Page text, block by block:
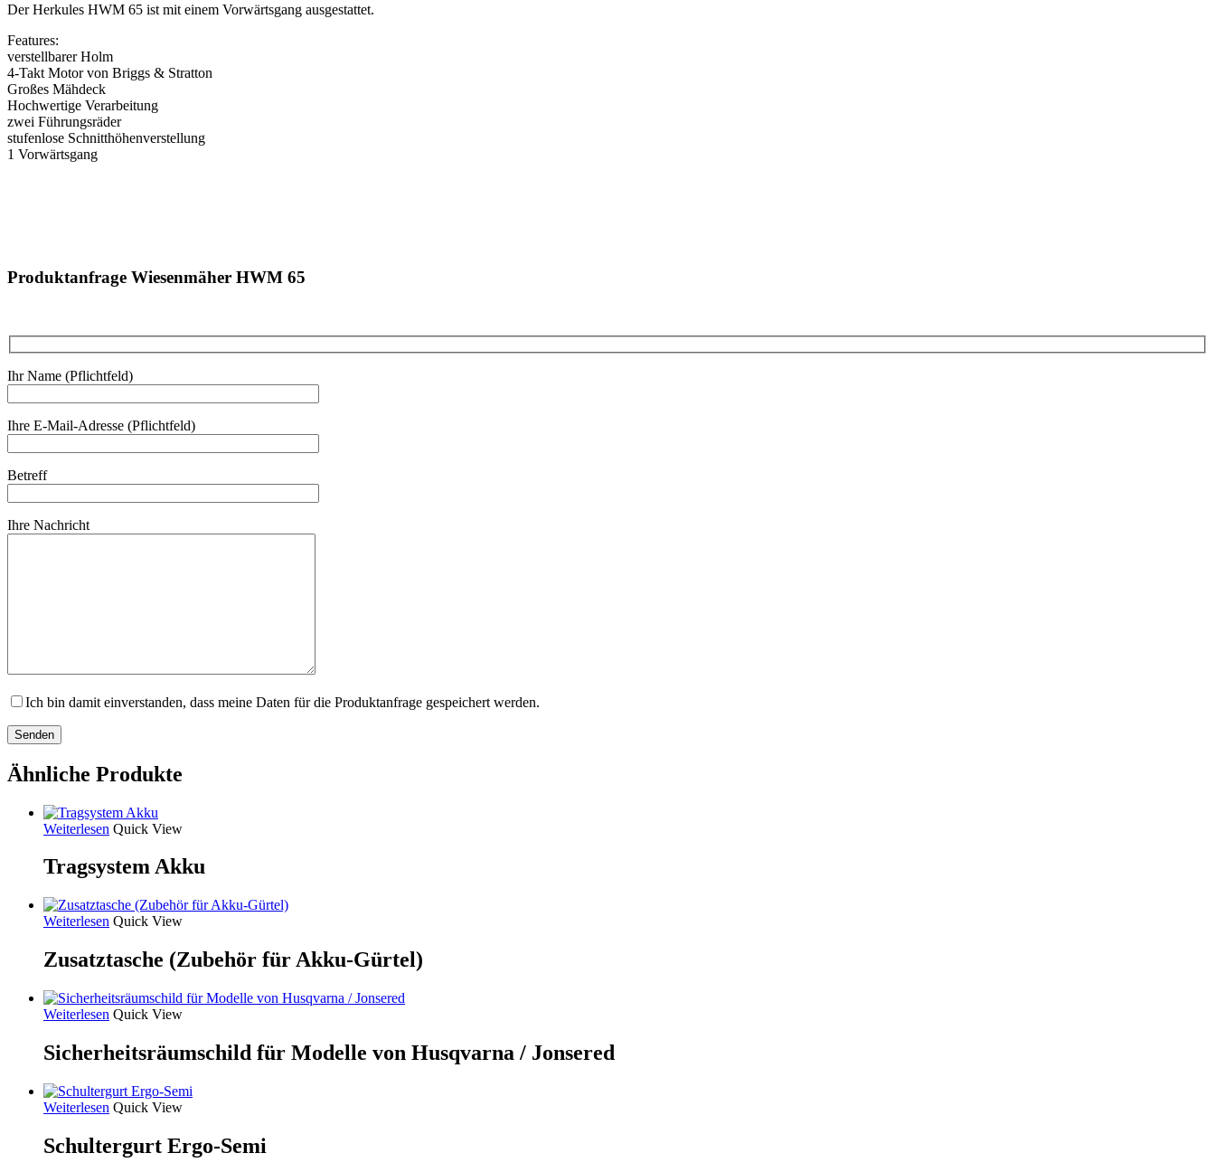
Der Herkules HWM 65 ist mit einem Vorwärtsgang ausgestattet.
Features:
verstellbarer Holm
4-Takt Motor von Briggs & Stratton
Großes Mähdeck
Hochwertige Verarbeitung
zwei Führungsräder
stufenlose Schnitthöhenverstellung
1 Vorwärtsgang
Produktanfrage Wiesenmäher HWM 65
Ihr Name (Pflichtfeld)
Ihre E-Mail-Adresse (Pflichtfeld)
Betreff
Ihre Nachricht
Ich bin damit einverstanden, dass meine Daten für die Produktanfrage gespeichert werden.
Ähnliche Produkte
Weiterlesen Quick View
Tragsystem Akku
Weiterlesen Quick View
Zusatztasche (Zubehör für Akku-Gürtel)
Weiterlesen Quick View
Sicherheitsräumschild für Modelle von Husqvarna / Jonsered
Weiterlesen Quick View
Schultergurt Ergo-Semi